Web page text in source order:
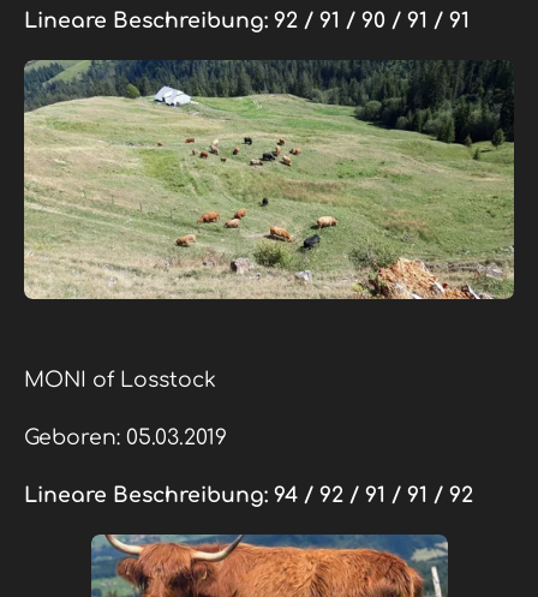
Lineare Beschreibung: 92 / 91 / 90 / 91 / 91
MONI of Losstock
Geboren: 05.03.2019
Lineare Beschreibung: 94 / 92 / 91 / 91 / 92